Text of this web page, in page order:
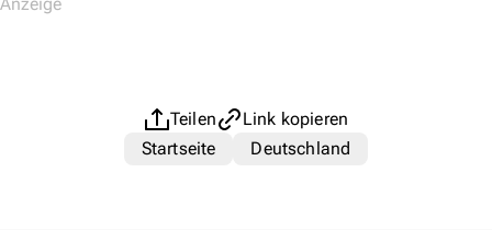
Teilen
Link kopieren
Startseite
Deutschland